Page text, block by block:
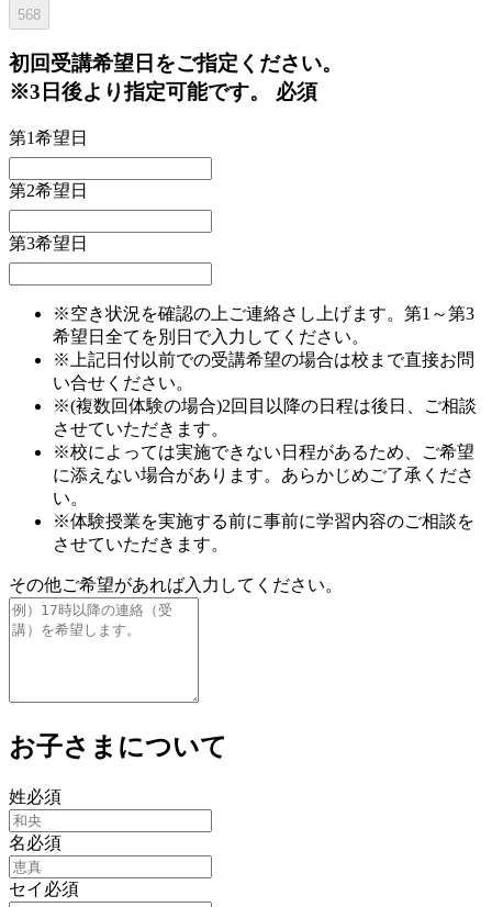
568
初回受講希望日をご指定ください。
※3日後より指定可能です。 必須
第1希望日
第2希望日
第3希望日
※空き状況を確認の上ご連絡さし上げます。第1～第3
希望日全てを別日で入力してください。
※上記日付以前での受講希望の場合は校まで直接お問
い合せください。
※(複数回体験の場合)2回目以降の日程は後日、ご相談
させていただきます。
※校によっては実施できない日程があるため、ご希望
に添えない場合があります。あらかじめご了承くださ
い。
※体験授業を実施する前に事前に学習内容のご相談を
させていただきます。
その他ご希望があれば入力してください。
お子さまについて
姓必須
名必須
セイ 必須